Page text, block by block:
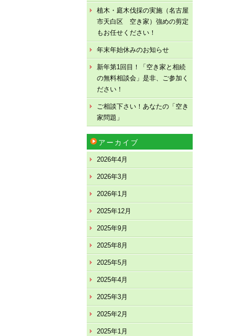
植木・庭木伐採の実施（名古屋
市天白区 空き家）強めの剪定
もお任せください！
年末年始休みのお知らせ
新年第1回目！「空き家と相続
の無料相談会」是非、ご参加く
ださい！
ご相談下さい！あなたの「空き
家問題」
アーカイブ
2026年4月
2026年3月
2026年1月
2025年12月
2025年9月
2025年8月
2025年5月
2025年4月
2025年3月
2025年2月
2025年1月